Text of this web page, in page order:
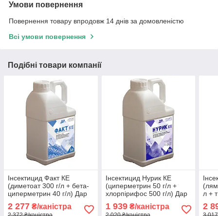
Умови повернення
Повернення товару впродовж 14 днів за домовленістю
Всі умови повернення
Подібні товари компанії
Інсектицид Факт КЕ
(диметоат 300 г/л + бета-
циперметрин 40 г/л) Дар
2 277 ₴/каністра
Інсектицид Нурик КЕ
(циперметрин 50 г/л +
хлорпірифос 500 г/л) Дар
1 939₴/каністра
л +
2